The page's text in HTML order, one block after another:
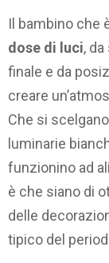
Il bambino che
dose di luci,
finale e da
creare
Che si
luminarie
funzionino ad
è che siano di
delle
tipico del